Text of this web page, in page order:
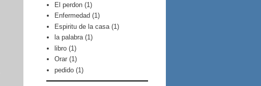
El perdon (1)
Enfermedad (1)
Espiritu de la casa (1)
la palabra (1)
libro (1)
Orar (1)
pedido (1)